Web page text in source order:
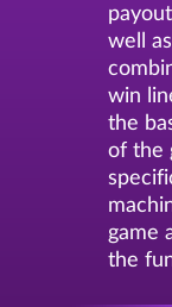
well
win
the
of the
game
the